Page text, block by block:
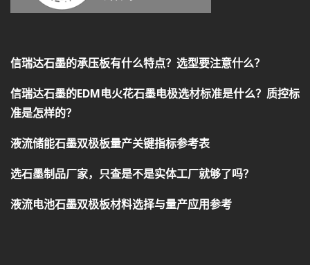
信瑞达石墨的承压板有什么特点？选型要注意什么？
信瑞达石墨的EDM电火花石墨电极选材标准是什么？质控标
准是怎样的？
液流储能石墨双极板量产关键指标参考表
选石墨制品厂家，只查是不是实体工厂就够了吗？
液流电池石墨双极板材料选择与量产应用参考